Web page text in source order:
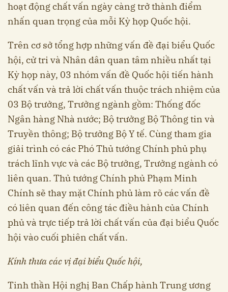
hoạt động chất vấn ngày càng trở thành điểm
nhấn quan trọng của mỗi Kỳ họp Quốc hội.
Trên cơ sở tổng hợp những vấn đề đại biểu Quốc
hội, cử tri và Nhân dân quan tâm nhiều nhất tại
Kỳ họp này, 03 nhóm vấn đề Quốc hội tiến hành
chất vấn và trả lời chất vấn thuộc trách nhiệm của
03 Bộ trưởng, Trưởng ngành gồm: Thống đốc
Ngân hàng Nhà nước; Bộ trưởng Bộ Thông tin và
Truyền thông; Bộ trưởng Bộ Y tế. Cùng tham gia
giải trình có các Phó Thủ tướng Chính phủ phụ
trách lĩnh vực và các Bộ trưởng, Trưởng ngành có
liên quan. Thủ tướng Chính phủ Phạm Minh
Chính sẽ thay mặt Chính phủ làm rõ các vấn đề
có liên quan đến công tác điều hành của Chính
phủ và trực tiếp trả lời chất vấn của đại biểu Quốc
hội vào cuối phiên chất vấn.
Kính thưa các vị đại biểu Quốc hội,
Tinh thần Hội nghị Ban Chấp hành Trung ương